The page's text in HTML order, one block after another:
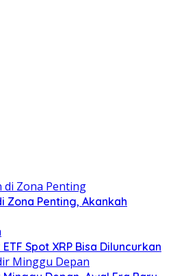
Zona Penting, Akankah
Spot XRP Bisa Diluncurkan